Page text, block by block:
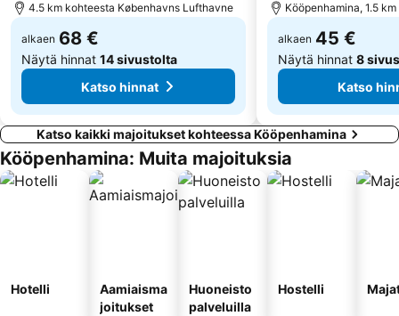
4.5 km kohteesta Københavns Lufthavne
alkaen 68 €
Näytä hinnat 14 sivustolta
Katso hinnat
Kööpenhamina, 1.5
alkaen 45 €
Näytä hinnat 8
Katso
Katso kaikki majoitukset kohteessa Kööpenhamina
Kööpenhamina: Muita majoituksia
Hotelli
Aamiaisma
joitukset
Huoneisto
palveluilla
Hostelli